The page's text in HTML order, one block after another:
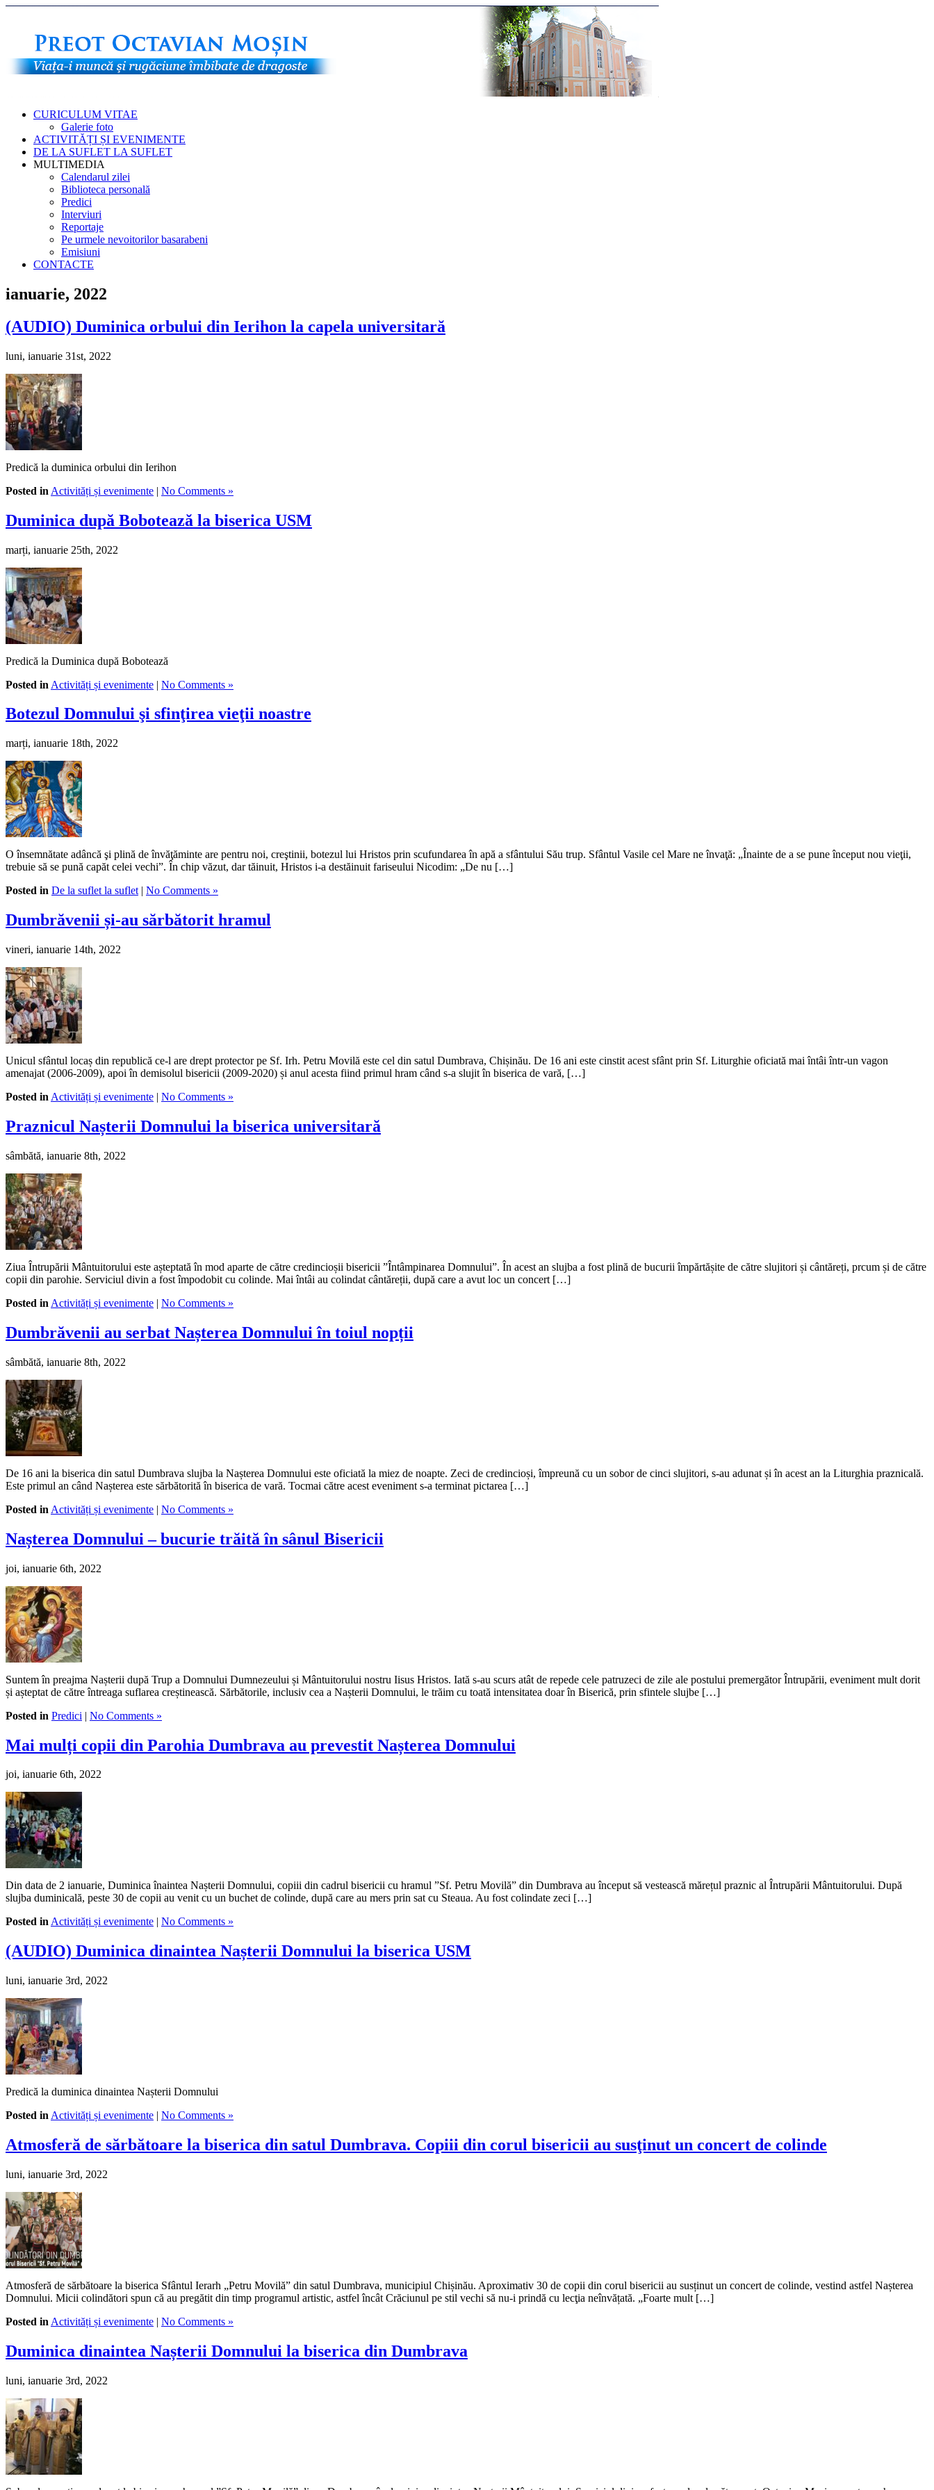
CURICULUM VITAE
Galerie foto
ACTIVITĂȚI ȘI EVENIMENTE
DE LA SUFLET LA SUFLET
MULTIMEDIA
Calendarul zilei
Biblioteca personală
Predici
Interviuri
Reportaje
Pe urmele nevoitorilor basarabeni
Emisiuni
CONTACTE
ianuarie, 2022
(AUDIO) Duminica orbului din Ierihon la capela universitară
luni, ianuarie 31st, 2022
Predică la duminica orbului din Ierihon
Posted in Activități și evenimente | No Comments »
Duminica după Bobotează la biserica USM
marți, ianuarie 25th, 2022
Predică la Duminica după Bobotează
Posted in Activități și evenimente | No Comments »
Botezul Domnului şi sfinţirea vieţii noastre
marți, ianuarie 18th, 2022
O însemnătate adâncă şi plină de învăţăminte are pentru noi, creştinii, botezul lui Hristos prin scufundarea în apă a sfântului Său trup. Sfântul Vasile cel Mare ne învaţă: „Înainte de a se pune început nou vieţii,
trebuie să se pună capăt celei vechi”. În chip văzut, dar tăinuit, Hristos i-a destăinuit fariseului Nicodim: „De nu […]
Posted in De la suflet la suflet | No Comments »
Dumbrăvenii și-au sărbătorit hramul
vineri, ianuarie 14th, 2022
Unicul sfântul locaș din republică ce-l are drept protector pe Sf. Irh. Petru Movilă este cel din satul Dumbrava, Chișinău. De 16 ani este cinstit acest sfânt prin Sf. Liturghie oficiată mai întâi într-un vagon
amenajat (2006-2009), apoi în demisolul bisericii (2009-2020) și anul acesta fiind primul hram când s-a slujit în biserica de vară, […]
Posted in Activități și evenimente | No Comments »
Praznicul Nașterii Domnului la biserica universitară
sâmbătă, ianuarie 8th, 2022
Ziua Întrupării Mântuitorului este așteptată în mod aparte de către credincioșii bisericii ”Întâmpinarea Domnului”. În acest an slujba a fost plină de bucurii împărtășite de către slujitori și cântăreți, prcum și de către
copii din parohie. Serviciul divin a fost împodobit cu colinde. Mai întâi au colindat cântăreții, după care a avut loc un concert […]
Posted in Activități și evenimente | No Comments »
Dumbrăvenii au serbat Nașterea Domnului în toiul nopții
sâmbătă, ianuarie 8th, 2022
De 16 ani la biserica din satul Dumbrava slujba la Nașterea Domnului este oficiată la miez de noapte. Zeci de credincioși, împreună cu un sobor de cinci slujitori, s-au adunat și în acest an la Liturghia praznicală.
Este primul an când Nașterea este sărbătorită în biserica de vară. Tocmai către acest eveniment s-a terminat pictarea […]
Posted in Activități și evenimente | No Comments »
Nașterea Domnului – bucurie trăită în sânul Bisericii
joi, ianuarie 6th, 2022
Suntem în preajma Nașterii după Trup a Domnului Dumnezeului și Mântuitorului nostru Iisus Hristos. Iată s-au scurs atât de repede cele patruzeci de zile ale postului premergător Întrupării, eveniment mult dorit
și așteptat de către întreaga suflarea creștinească. Sărbătorile, inclusiv cea a Nașterii Domnului, le trăim cu toată intensitatea doar în Biserică, prin sfintele slujbe […]
Posted in Predici | No Comments »
Mai mulți copii din Parohia Dumbrava au prevestit Nașterea Domnului
joi, ianuarie 6th, 2022
Din data de 2 ianuarie, Duminica înaintea Nașterii Domnului, copiii din cadrul bisericii cu hramul ”Sf. Petru Movilă” din Dumbrava au început să vestească mărețul praznic al Întrupării Mântuitorului. După
slujba duminicală, peste 30 de copii au venit cu un buchet de colinde, după care au mers prin sat cu Steaua. Au fost colindate zeci […]
Posted inActivități și evenimente | No Comments »
(AUDIO) Duminica dinaintea Nașterii Domnului la biserica USM
luni, ianuarie 3rd, 2022
Predică la duminica dinaintea Nașterii Domnului
Posted in Activități și evenimente | No Comments »
Atmosferă de sărbătoare la biserica din satul Dumbrava. Copiii din corul bisericii au susţinut un concert de colinde
luni, ianuarie 3rd, 2022
Atmosferă de sărbătoare la biserica Sfântul Ierarh „Petru Movilă” din satul Dumbrava, municipiul Chișinău. Aproximativ 30 de copii din corul bisericii au susținut un concert de colinde, vestind astfel Nașterea
Domnului. Micii colindători spun că au pregătit din timp programul artistic, astfel încât Crăciunul pe stil vechi să nu-i prindă cu lecţia neînvățată. „Foarte mult […]
Posted in Activități și evenimente | No Comments »
Duminica dinaintea Nașterii Domnului la biserica din Dumbrava
luni, ianuarie 3rd, 2022